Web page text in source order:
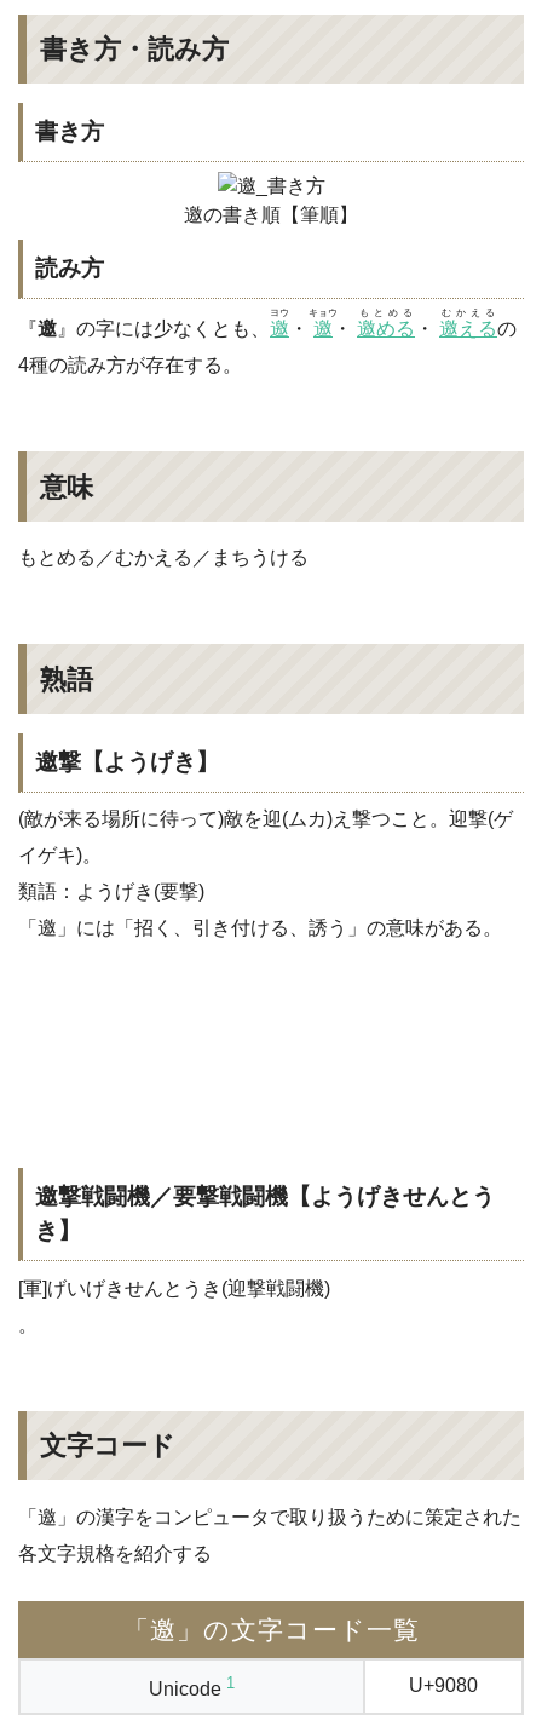
書き方・読み方
書き方
邀の書き順【筆順】
読み方
『邀』の字には少なくとも、 邀
ヨウ
・ 邀
キョウ
・ 邀める
もとめる
・ 邀える
むかえる
の
4種の読み方が存在する。
意味
もとめる／むかえる／まちうける
熟語
邀撃【ようげき】
(敵が来る場所に待って)敵を迎(ムカ)え撃つこと。迎撃(ゲ
イゲキ)。
類語：ようげき(要撃)
「邀」には「招く、引き付ける、誘う」の意味がある。
邀撃戦闘機／要撃戦闘機【ようげきせんとう
き】
[軍]げいげきせんとうき(迎撃戦闘機)
。
文字コード
「邀」の漢字をコンピュータで取り扱うために策定された
各文字規格を紹介する
「邀」の文字コード一覧
Unicode 1 U+9080